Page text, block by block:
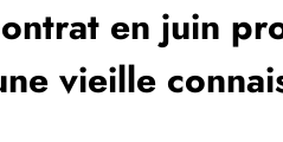
en juin
vieille